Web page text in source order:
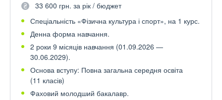
33 600 грн. за рік / бюджет
Спеціальність «Фізична культура і спорт», на 1 курс.
Денна форма навчання.
2 роки 9 місяців навчання (01.09.2026 —
30.06.2029).
Основа вступу: Повна загальна середня освіта
(11 класів)
Фаховий молодший бакалавр.